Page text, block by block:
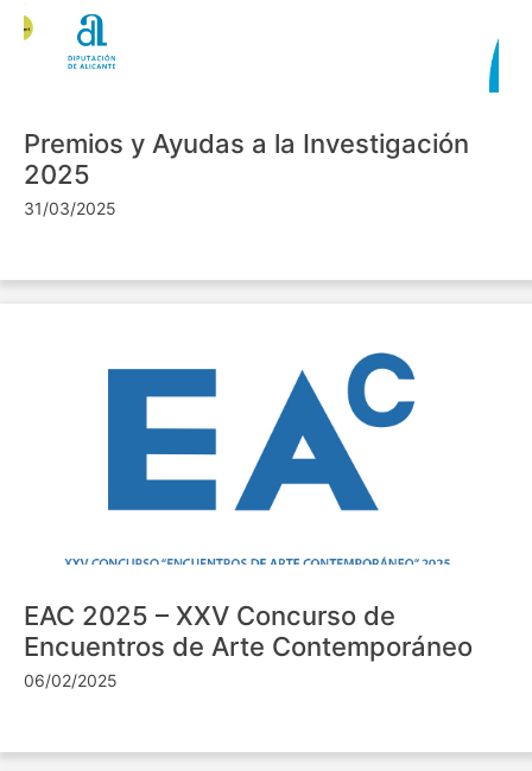
Premios y Ayudas a la Investigación
2025
31/03/2025
EAC 2025 – XXV Concurso de
Encuentros de Arte Contemporáneo
06/02/2025